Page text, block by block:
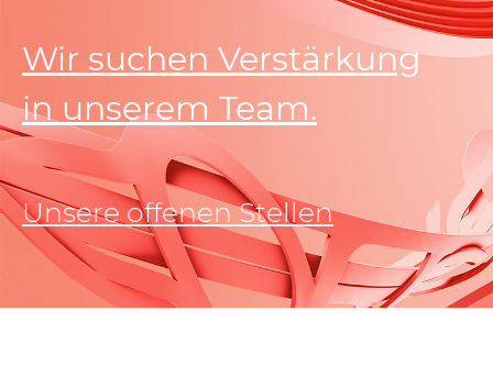
Wir suchen Verstärkung
in unserem Team.
Unsere offenen Stellen